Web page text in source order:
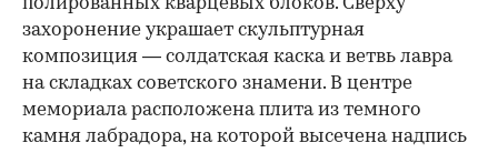
полированных кварцевых блоков. Сверху
захоронение украшает скульптурная
композиция — солдатская каска и ветвь лавра
на складках советского знамени. В центре
мемориала расположена плита из темного
камня лабрадора, на которой высечена надпись